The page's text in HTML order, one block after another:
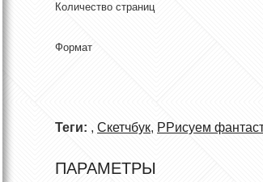
Количество страниц
Формат
Теги: , Скетчбук, РРисуем
ПАРАМЕТРЫ